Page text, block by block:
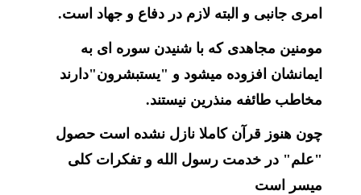
امری جانبی و البته لازم در دفاع و جهاد است.
مومنین مجاهدی که با شنیدن سوره ای به
ایمانشان افزوده میشود و "یستبشرون"دارند
مخاطب طائفه منذرین نیستند.
چون هنوز قرآن کاملا نازل نشده است حصول
"علم" در خدمت رسول الله و تفکرات کلی
میسر است